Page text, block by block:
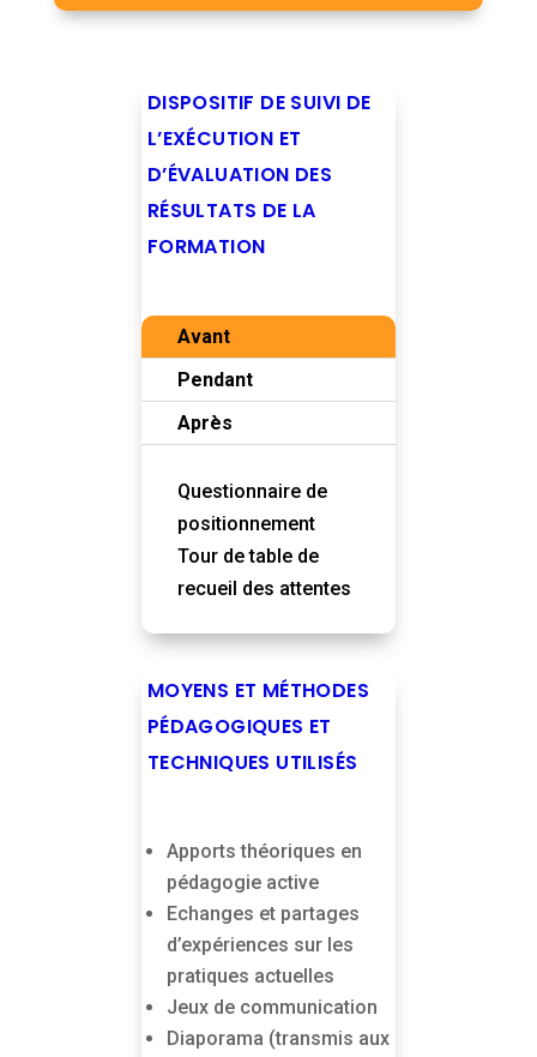
DISPOSITIF DE SUIVI DE
L’EXÉCUTION ET
D’ÉVALUATION DES
RÉSULTATS DE LA
FORMATION
Avant
Pendant
Après
Questionnaire de
positionnement
Tour de table de
recueil des attentes
MOYENS ET MÉTHODES
PÉDAGOGIQUES ET
TECHNIQUES UTILISÉS
Apports théoriques en
pédagogie active
Echanges et partages
d’expériences sur les
pratiques actuelles
Jeux de communication
Diaporama (transmis aux